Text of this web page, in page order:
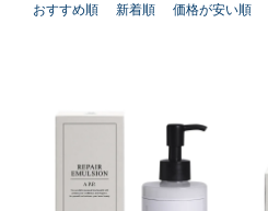
おすすめ順
新着順 価格が安い順